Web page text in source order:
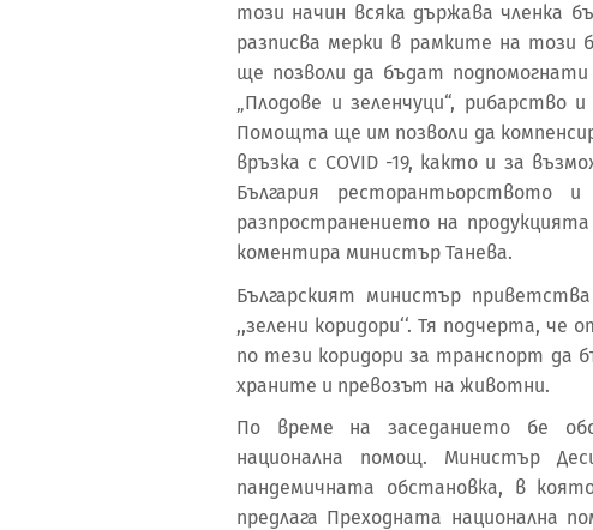
този начин всяка държава членка
разписва мерки в рамките на този
ще позволи да бъдат
„Плодове и зеленчуци“, рибарство
Помощта ще им позволи да
връзка с COVID -19, както и за
България ресторантьорството
разпространението на
коментира министър Танева.
Българският министър
,,зелени коридори‘‘. Тя подчерта,
по тези коридори за транспорт да
храните и превозът на животни.
По време на заседанието бе
национална помощ. Министър
пандемичната обстановка, в
предлага Преходната национална